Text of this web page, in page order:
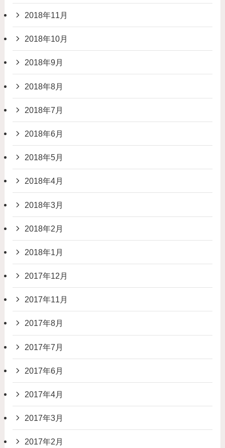
2018年11月
2018年10月
2018年9月
2018年8月
2018年7月
2018年6月
2018年5月
2018年4月
2018年3月
2018年2月
2018年1月
2017年12月
2017年11月
2017年8月
2017年7月
2017年6月
2017年4月
2017年3月
2017年2月